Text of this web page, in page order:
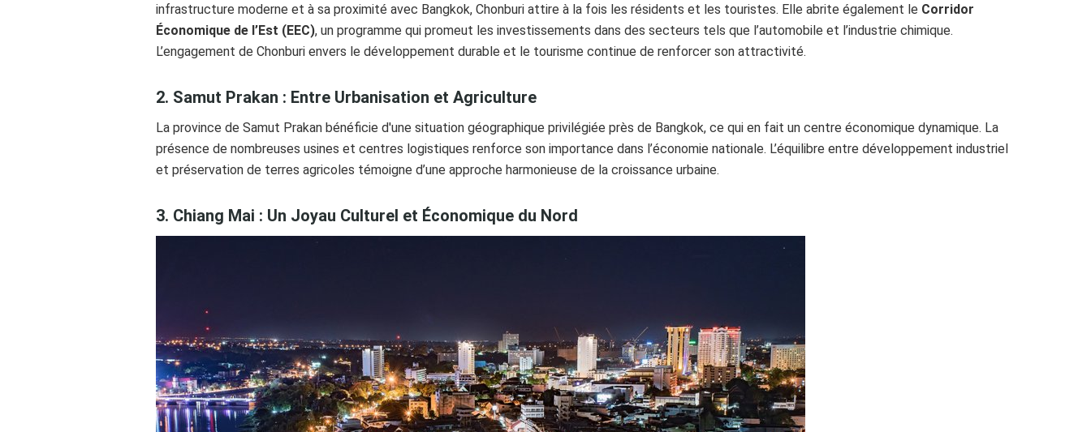
infrastructure moderne et à sa proximité avec Bangkok, Chonburi attire à la fois les résidents et les touristes. Elle abrite également le Corridor
Économique de l’Est (EEC), un programme qui promeut les investissements dans des secteurs tels que l’automobile et l’industrie chimique.
L’engagement de Chonburi envers le développement durable et le tourisme continue de renforcer son attractivité.
2. Samut Prakan : Entre Urbanisation et Agriculture
La province de Samut Prakan bénéficie d'une situation géographique privilégiée près de Bangkok, ce qui en fait un centre économique dynamique. La
présence de nombreuses usines et centres logistiques renforce son importance dans l’économie nationale. L’équilibre entre développement industriel
et préservation de terres agricoles témoigne d’une approche harmonieuse de la croissance urbaine.
3. Chiang Mai : Un Joyau Culturel et Économique du Nord